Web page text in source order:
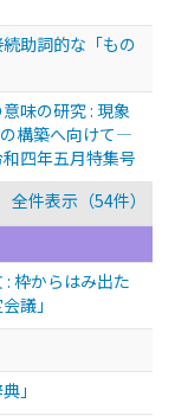
助詞的な「もの
味の研究 : 現象
構築へ向けて—
四年五月特集号
全件表示（54件）
枠からはみ出た
議」
」